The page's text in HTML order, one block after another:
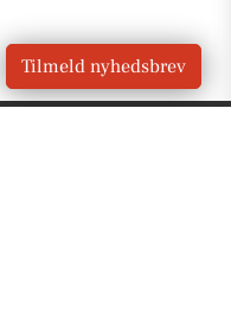
Tilmeld nyhedsbrev